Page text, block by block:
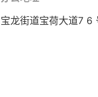
宝龙街道宝荷大道7 6